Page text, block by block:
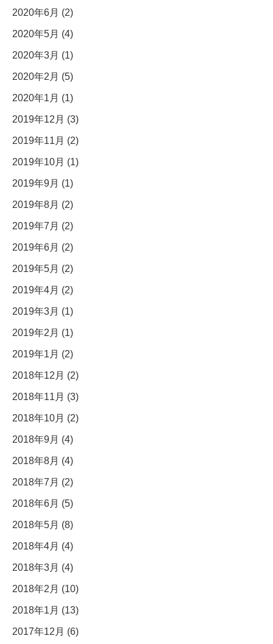
2020年6月 (2)
2020年5月 (4)
2020年3月 (1)
2020年2月 (5)
2020年1月 (1)
2019年12月 (3)
2019年11月 (2)
2019年10月 (1)
2019年9月 (1)
2019年8月 (2)
2019年7月 (2)
2019年6月 (2)
2019年5月 (2)
2019年4月 (2)
2019年3月 (1)
2019年2月 (1)
2019年1月 (2)
2018年12月 (2)
2018年11月 (3)
2018年10月 (2)
2018年9月 (4)
2018年8月 (4)
2018年7月 (2)
2018年6月 (5)
2018年5月 (8)
2018年4月 (4)
2018年3月 (4)
2018年2月 (10)
2018年1月 (13)
2017年12月 (6)